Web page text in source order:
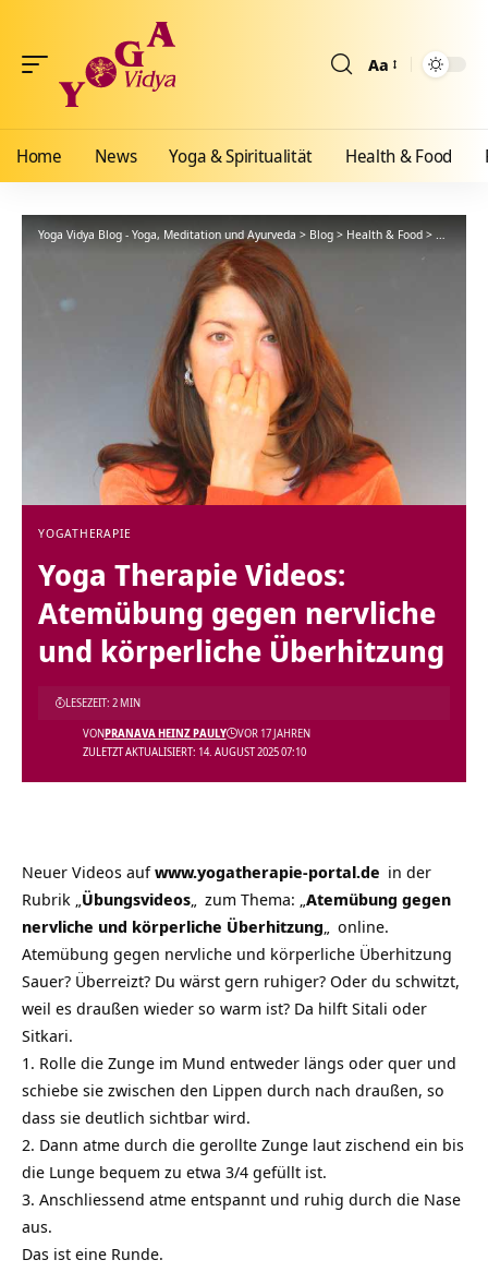
Aa
Home News Yoga & Spiritualität Health & Food
Yoga Vidya Blog - Yoga, Meditation und Ayurveda > Blog > Health & Food >
YOGATHERAPIE
Yoga Therapie Videos:
Atemübung gegen nervliche
und körperliche Überhitzung
ZULETZT AKTUALISIERT: 14. AUGUST 2025 07:10
VONPRANAVA HEINZ PAULY VOR 17 JAHREN
LESEZEIT: 2 MIN
Neuer Videos aufwww.yogatherapie-portal.de in der
Rubrik „Übungsvideos„ zum Thema: „Atemübung gegen
nervliche und körperliche Überhitzung„ online.
Atemübung gegen nervliche und körperliche Überhitzung
Sauer? Überreizt? Du wärst gern ruhiger? Oder du schwitzt,
weil es draußen wieder so warm ist? Da hilft Sitali oder
Sitkari.
1. Rolle die Zunge im Mund entweder längs oder quer und
schiebe sie zwischen den Lippen durch nach draußen, so
dass sie deutlich sichtbar wird.
2. Dann atme durch die gerollte Zunge laut zischend ein bis
die Lunge bequem zu etwa 3/4 gefüllt ist.
3. Anschliessend atme entspannt und ruhig durch die Nase
aus.
Das ist eine Runde.